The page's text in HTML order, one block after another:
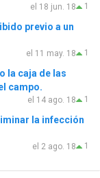
1
el 18 jun. 18
previo a un
1
el 11 may. 18
la caja de las
campo.
1
el 14 ago. 18
la infección
1
el 2 ago. 18